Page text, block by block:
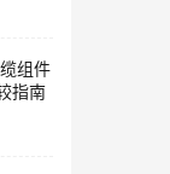
组件
指南